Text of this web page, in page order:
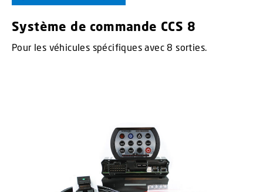
Système de commande CCS 8
Pour les véhicules spécifiques avec 8 sorties.